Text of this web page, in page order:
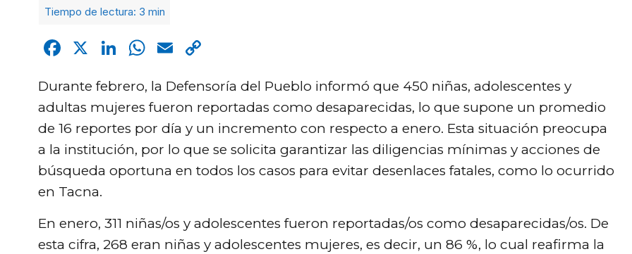
Facebook
X LinkedIn
WhatsApp
Email
Durante febrero, la Defensoría del Pueblo informó que 450 niñas, adolescentes y
adultas mujeres fueron reportadas como desaparecidas, lo que supone un promedio
de 16 reportes por día y un incremento con respecto a enero. Esta situación preocupa
a la institución, por lo que se solicita garantizar las diligencias mínimas y acciones de
búsqueda oportuna en todos los casos para evitar desenlaces fatales, como lo ocurrido
en Tacna.
En enero, 311 niñas/os y adolescentes fueron reportadas/os como desaparecidas/os. De
esta cifra, 268 eran niñas y adolescentes mujeres, es decir, un 86 %, lo cual reafirma la